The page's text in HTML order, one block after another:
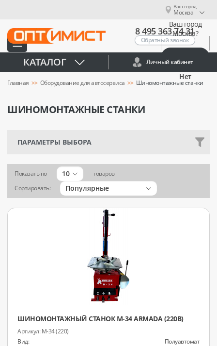
Ваш город
Москва
Ваш город
Москва?
Нет
8 495 363 74 31
Обратный звонок
КАТАЛОГ Личный кабинет
Главная Оборудование для автосервиса Шиномонтажные станки
ШИНОМОНТАЖНЫЕ СТАНКИ
ПАРАМЕТРЫ ВЫБОРА
Показать по 10
товаров
Сортировать:
Популярные
ШИНОМОНТАЖНЫЙ СТАНОК M-34 ARMADA (220В)
M-34 (220)
Вид:
Полуавтомат